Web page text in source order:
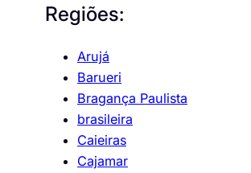
Regiões:
Arujá
Barueri
Bragança Paulista
brasileira
Caieiras
Cajamar